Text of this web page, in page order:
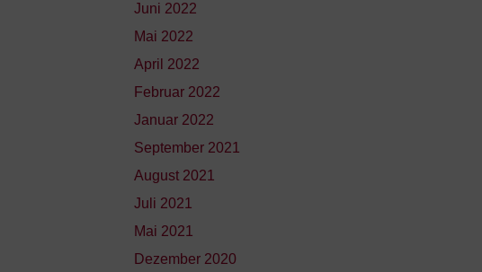
Juni 2022
Mai 2022
April 2022
Februar 2022
Januar 2022
September 2021
August 2021
Juli 2021
Mai 2021
Dezember 2020